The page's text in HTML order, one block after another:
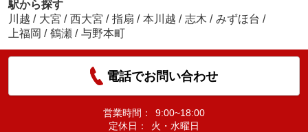
駅から探す
川越 / 大宮 / 西大宮 / 指扇 / 本川越 / 志木 / みずほ台 /
上福岡 / 鶴瀬 / 与野本町
電話でお問い合わせ
営業時間：
9:00~18:00
定休日：
火・水曜日